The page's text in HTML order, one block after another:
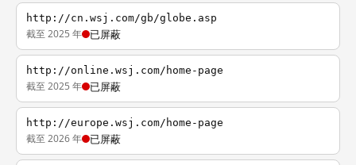
http://cn.wsj.com/gb/globe.asp
截至 2025 年 已屏蔽
http://online.wsj.com/home-page
截至 2025 年 已屏蔽
http://europe.wsj.com/home-page
截至 2026 年 已屏蔽